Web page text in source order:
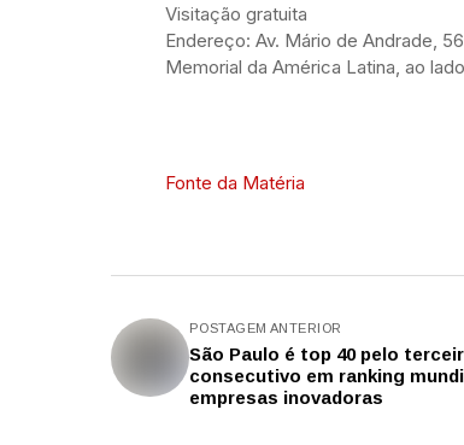
Visitação gratuita
Endereço: Av. Mário de Andrade,
Memorial da América Latina, ao
Fonte da Matéria
POSTAGEM ANTERIOR
São Paulo é top 40 pelo
consecutivo em ranking
empresas inovadoras